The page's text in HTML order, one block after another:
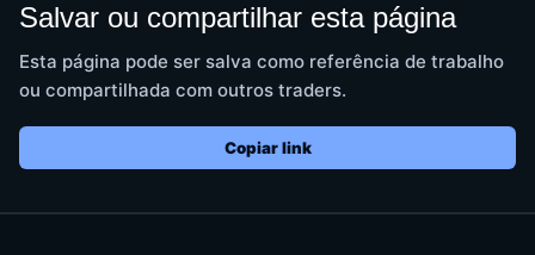
Salvar ou compartilhar esta página
Esta página pode ser salva como referência de trabalho
ou compartilhada com outros traders.
Copiar link